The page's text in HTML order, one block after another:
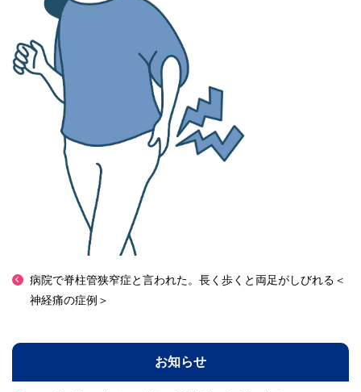
病院で脊柱管狭窄症と言われた。長く歩くと両足がしびれる＜
神経痛の症例＞
お知らせ